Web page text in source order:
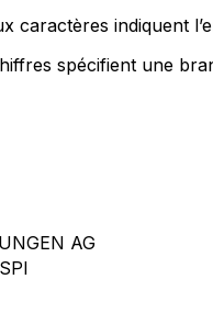
caractères indiquent
spécifient une
AG